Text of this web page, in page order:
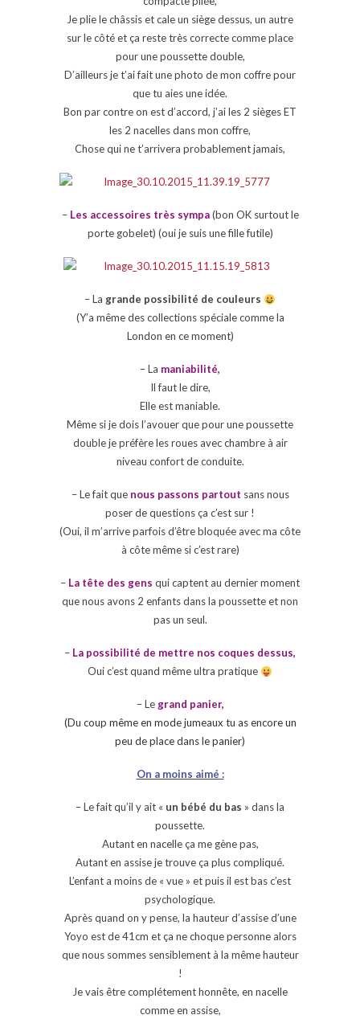
Je plie le châssis et cale un siège dessus, un autre
sur le côté et ça reste très correcte comme place
pour une poussette double,
D’ailleurs je t’ai fait une photo de mon coffre pour
que tu aies une idée.
Bon par contre on est d’accord, j’ai les 2 sièges ET
les 2 nacelles dans mon coffre,
Chose qui ne t’arrivera probablement jamais,
– Les accessoires très sympa (bon OK surtout le
porte gobelet) (oui je suis une fille futile)
– Lagrande possibilité de couleurs
(Y’a même des collections spéciale comme la
London en ce moment)
– La maniabilité,
Il faut le dire,
Elle est maniable.
Même si je dois l’avouer que pour une poussette
double je préfère les roues avec chambre à air
niveau confort de conduite.
– Le fait que nous passons partout sans nous
poser de questions ça c’est sur !
(Oui, il m’arrive parfois d’être bloquée avec ma côte
à côte même si c’est rare)
– La tête des gens qui captent au dernier moment
que nous avons 2 enfants dans la poussette et non
pas un seul.
– La possibilité de mettre nos coques dessus,
Oui c’est quand même ultra pratique
– Legrand panier,
(Du coup même en mode jumeaux tu as encore un
peu de place dans le panier)
On a moins aimé :
– Le fait qu’il y ait « un bébé du bas » dans la
poussette.
Autant en nacelle ça me gène pas,
Autant en assise je trouve ça plus compliqué.
L’enfant a moins de « vue » et puis il est bas c’est
psychologique.
Après quand on y pense, la hauteur d’assise d’une
Yoyo est de 41cm et ça ne choque personne alors
que nous sommes sensiblement à la même hauteur
!
Je vais être complétement honnête, en nacelle
comme en assise,